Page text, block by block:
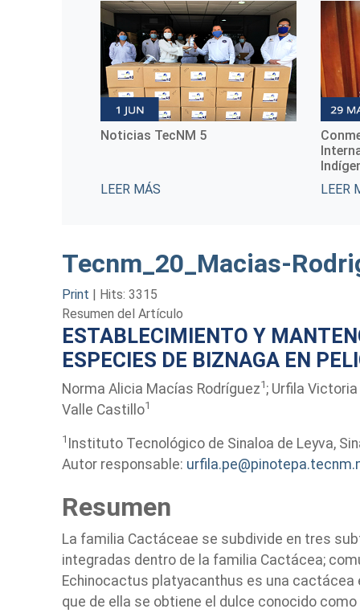
Noticias TecNM 5
Conmemoración
Internacional de
Tecnm_20_Macias-
Print | Hits: 3315
Resumen del Artículo
ESTABLECIMIENTO Y
ESPECIES DE BIZNAGA EN
Norma Alicia Macías Rodríguez1 ; Urfila
Valle Castillo1
1 Instituto Tecnológico de Sinaloa de Leyva,
Autor responsable:
Resumen
La familia Cactáceae se subdivide en tres
integradas dentro de la familia Cactácea;
Echinocactus platyacanthus es una
que de ella se obtiene el dulce conocido